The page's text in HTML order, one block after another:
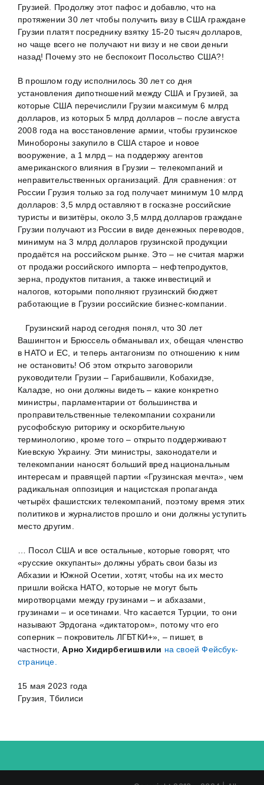
Грузией. Продолжу этот пафос и добавлю, что на
протяжении 30 лет чтобы получить визу в США граждане
Грузии платят посреднику взятку 15-20 тысяч долларов,
но чаще всего не получают ни визу и не свои деньги
назад! Почему это не беспокоит Посольство США?!
В прошлом году исполнилось 30 лет со дня
установления дипотношений между США и Грузией, за
которые США перечислили Грузии максимум 6 млрд
долларов, из которых 5 млрд долларов – после августа
2008 года на восстановление армии, чтобы грузинское
Минобороны закупило в США старое и новое
вооружение, а 1 млрд – на поддержку агентов
американского влияния в Грузии – телекомпаний и
неправительственных организаций. Для сравнения: от
России Грузия только за год получает минимум 10 млрд
долларов: 3,5 млрд оставляют в госказне российские
туристы и визитёры, около 3,5 млрд долларов граждане
Грузии получают из России в виде денежных переводов,
минимум на 3 млрд долларов грузинской продукции
продаётся на российском рынке. Это – не считая маржи
от продажи российского импорта – нефтепродуктов,
зерна, продуктов питания, а также инвестиций и
налогов, которыми пополняют грузинский бюджет
работающие в Грузии российские бизнес-компании.
Грузинский народ сегодня понял, что 30 лет
Вашингтон и Брюссель обманывал их, обещая членство
в НАТО и ЕС, и теперь антагонизм по отношению к ним
не остановить! Об этом открыто заговорили
руководители Грузии – Гарибашвили, Кобахидзе,
Каладзе, но они должны видеть – какие конкретно
министры, парламентарии от большинства и
проправительственные телекомпании сохранили
русофобскую риторику и оскорбительную
терминологию, кроме того – открыто поддерживают
Киевскую Украину. Эти министры, законодатели и
телекомпании наносят больший вред национальным
интересам и правящей партии «Грузинская мечта», чем
радикальная оппозиция и нацистская пропаганда
четырёх фашистских телекомпаний, поэтому время этих
политиков и журналистов прошло и они должны уступить
место другим.
… Посол США и все остальные, которые говорят, что
«русские оккупанты» должны убрать свои базы из
Абхазии и Южной Осетии, хотят, чтобы на их место
пришли войска НАТО, которые не могут быть
миротворцами между грузинами – и абхазами,
грузинами – и осетинами. Что касается Турции, то они
называют Эрдогана «диктатором», потому что его
соперник – покровитель ЛГБТКИ+», – пишет, в
частности,Арно Хидирбегишвили на своей Фейсбук-
странице.
15 мая 2023 года
Грузия, Тбилиси